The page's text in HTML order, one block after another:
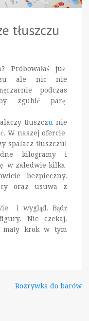
tłuszczu
Próbowałaś już
ale nic nie
podczas
zgubić parę
tłuszczu nie
W naszej ofercie
spalacz tłuszczu!
kilogramy i
w zaledwie kilka
bezpieczny.
oraz usuwa z
i wygląd. Bądź
Nie czekaj.
krok w tym
Rozrywka do barów